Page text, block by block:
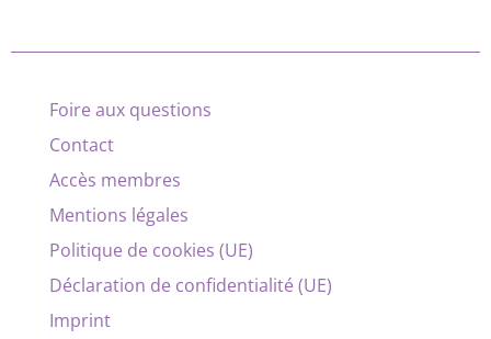
Foire aux questions
Contact
Accès membres
Mentions légales
Politique de cookies (UE)
Déclaration de confidentialité (UE)
Imprint